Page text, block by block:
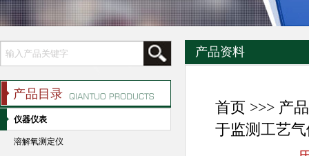
产品资料
首页 >>> 产
于监测工艺
产品目录
仪器仪表
溶解氧测定仪